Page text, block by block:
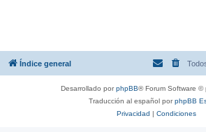
Índice general
Desarrollado porphpBB® Forum Software ©
Traducción al español porphpBB
Privacidad | Condiciones